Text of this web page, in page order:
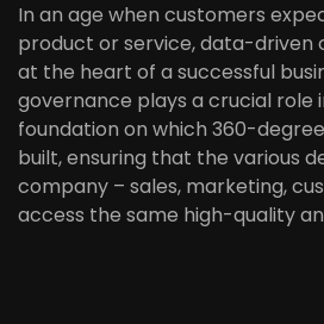
In an age when customers
product or service, data-driven
at the heart of a successful
governance plays a crucial role
foundation on which 360-
built, ensuring that the various
company – sales, marketing,
access the same high-quality